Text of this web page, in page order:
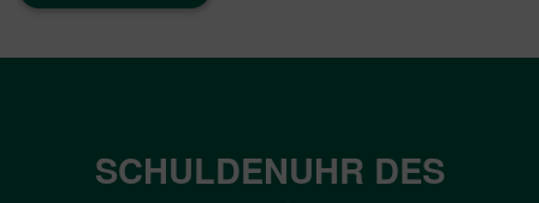
SCHULDENUHR DES